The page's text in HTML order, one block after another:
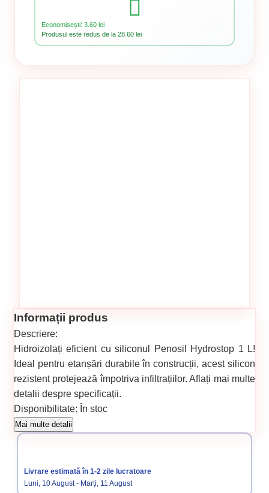
Economisești: 3.60 lei
Produsul este redus de la 28.60 lei
Informații produs
Descriere:
Hidroizolați eficient cu siliconul Penosil Hydrostop 1 L!
Ideal pentru etanșări durabile în construcții, acest silicon
rezistent protejează împotriva infiltrațiilor. Aflați mai multe
detalii despre specificații.
Disponibilitate: În stoc
Cod produs: 868
Categorii:
Mai multe detalii
Livrare estimată în 1-2 zile lucratoare
Luni, 10 August - Marți, 11 August